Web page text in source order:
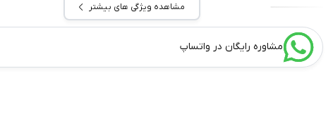
مشاهده ویژگی های بیشتر
مشاوره رایگان در واتساپ